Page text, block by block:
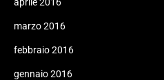
marzo 2016
febbraio 2016
gennaio 2016